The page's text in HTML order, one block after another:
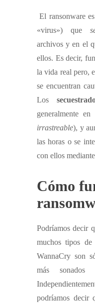
El ransonware
«virus») que
archivos y en el
ellos. Es decir,
la vida real pero,
se encuentran
Los
generalmente en
irrastreable), y
las horas o se
con ellos
Cómo
Podríamos decir
muchos tipos
WannaCry son
más
podríamos decir